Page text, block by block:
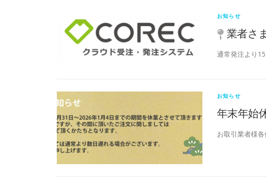
お知らせ
業者さ
通常発注より
お知らせ
年末年始
お取引業者様